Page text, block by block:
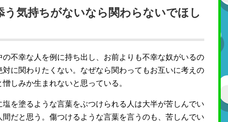
気持ちがないなら関わらないでほし
不幸な人を例に持ち出し、お前よりも不幸な奴がいるの
に関わりたくない。なぜなら関わってもお互いに考えの
しみか生まれないと思っている。
を塗るような言葉をぶつけられる人は大半が苦しんでい
だと思う。傷つけるような言葉を言うのも、苦しんでい